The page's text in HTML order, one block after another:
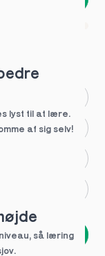
tutor
lyst til at lære.
af sig selv!
så læring